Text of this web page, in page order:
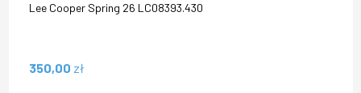
Lee Cooper Spring 26 LC08393.430
350,00 zł